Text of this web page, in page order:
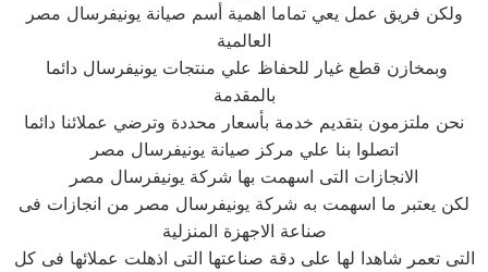
ولكن فريق عمل يعي تماما اهمية أسم صيانة يونيفرسال مصر
العالمية
بالمقدمة
نحن ملتزمون بتقديم خدمة بأسعار محددة وترضي عملائنا دائما
اتصلوا بنا علي مركز صيانة يونيفرسال مصر
الانجازات التى اسهمت بها شركة يونيفرسال مصر
لكن يعتبر ما اسهمت به شركة يونيفرسال مصر من انجازات فى
صناعة الاجهزة المنزلية
التى تعمر شاهدا لها على دقة صناعتها التى اذهلت عملائها فى كل